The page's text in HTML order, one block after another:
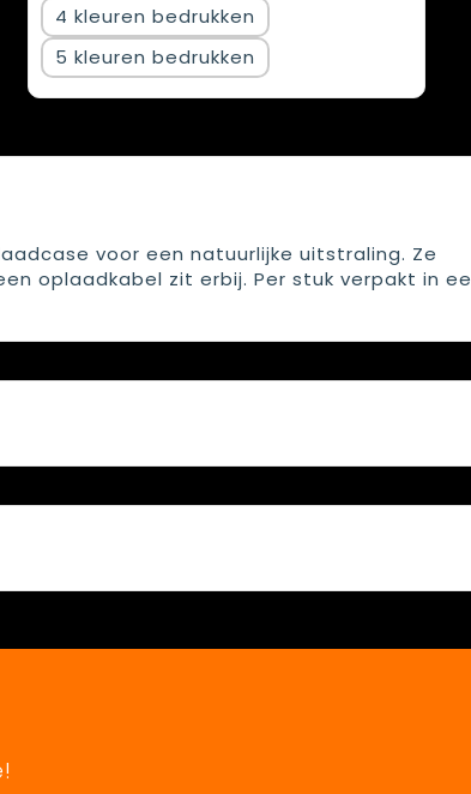
4
5
voor een natuurlijke uitstraling. Ze
oplaadkabel zit erbij. Per stuk verpakt in